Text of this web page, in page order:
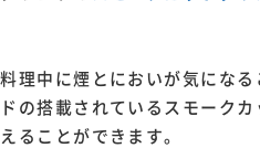
理中に煙とにおいが気になる
の搭載されているスモーク
ることができます。